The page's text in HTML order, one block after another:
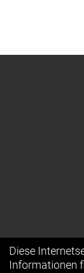
Diese
Informationen